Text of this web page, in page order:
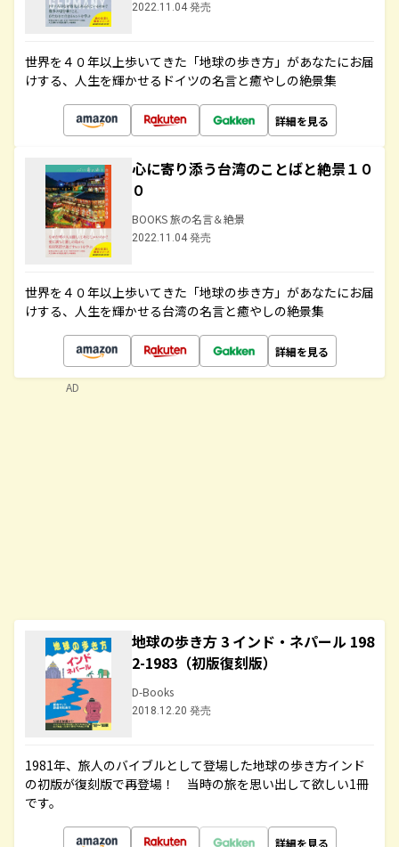
2022.11.04 発売
世界を４０年以上歩いてきた「地球の歩き方」があなたにお届
けする、人生を輝かせるドイツの名言と癒やしの絶景集
詳細を見る
心に寄り添う台湾のことばと絶景１０
０
BOOKS 旅の名言＆絶景
2022.11.04 発売
世界を４０年以上歩いてきた「地球の歩き方」があなたにお届
けする、人生を輝かせる台湾の名言と癒やしの絶景集
詳細を見る
地球の歩き方 3 インド・ネパール 198
2-1983（初版復刻版）
D-Books
2018.12.20 発売
1981年、旅人のバイブルとして登場した地球の歩き方インド
の初版が復刻版で再登場！ 当時の旅を思い出して欲しい1冊
です。
詳細を見る
AD